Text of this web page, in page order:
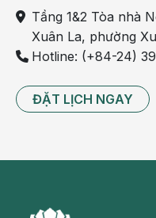
triển toàn diện thể chất
học tập.
Những thông tin cung
thay thế cho việc chẩn
Tầng 1&2 Tòa nhà
Xuân La, phường
Hotline: (+84-24)
ĐẶT LỊCH NGAY